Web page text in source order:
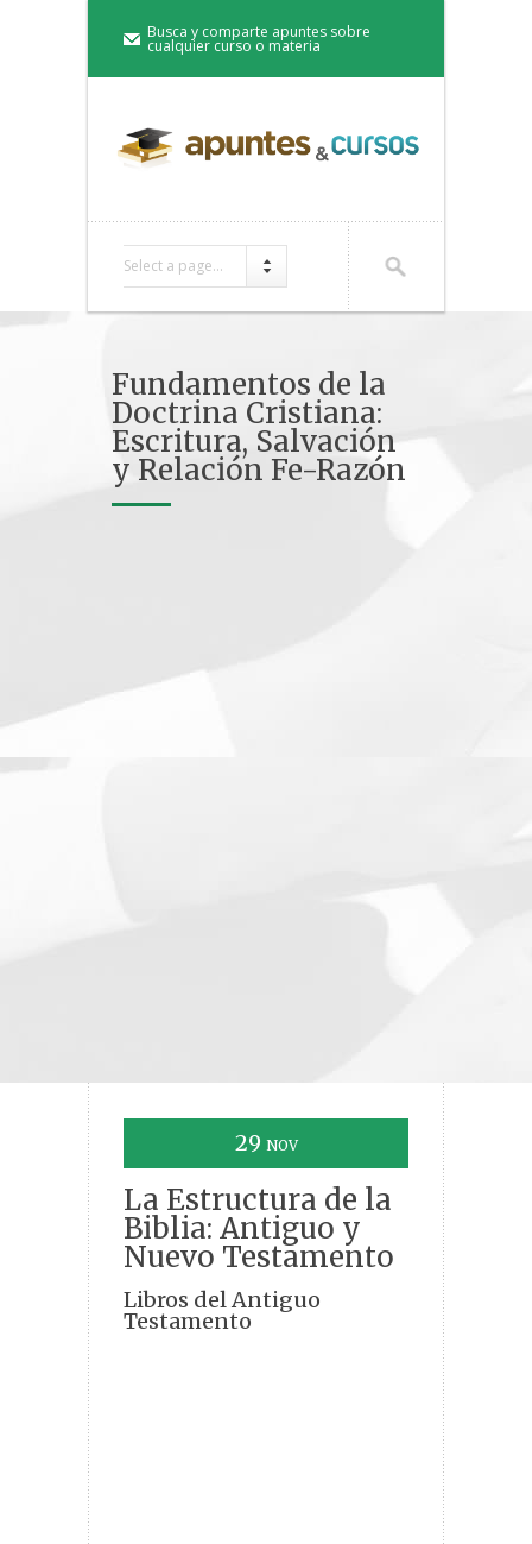
Busca y comparte apuntes sobre
cualquier curso o materia
Select a page...
Fundamentos de la
Doctrina Cristiana:
Escritura, Salvación
y Relación Fe-Razón
29 NOV
La Estructura de la
Biblia: Antiguo y
Nuevo Testamento
Libros del Antiguo
Testamento